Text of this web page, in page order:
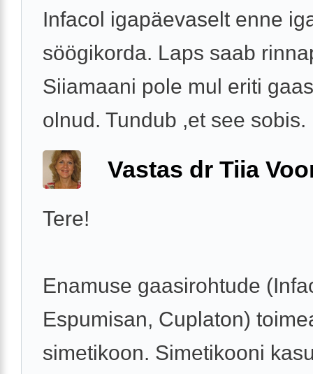
Infacol igapäevaselt enne
söögikorda. Laps saab
Siiamaani pole mul eriti
olnud. Tundub ,et see sobis.
Vastas dr Tiia
Tere!
Enamuse gaasirohtude
Espumisan, Cuplaton)
simetikoon. Simetikooni